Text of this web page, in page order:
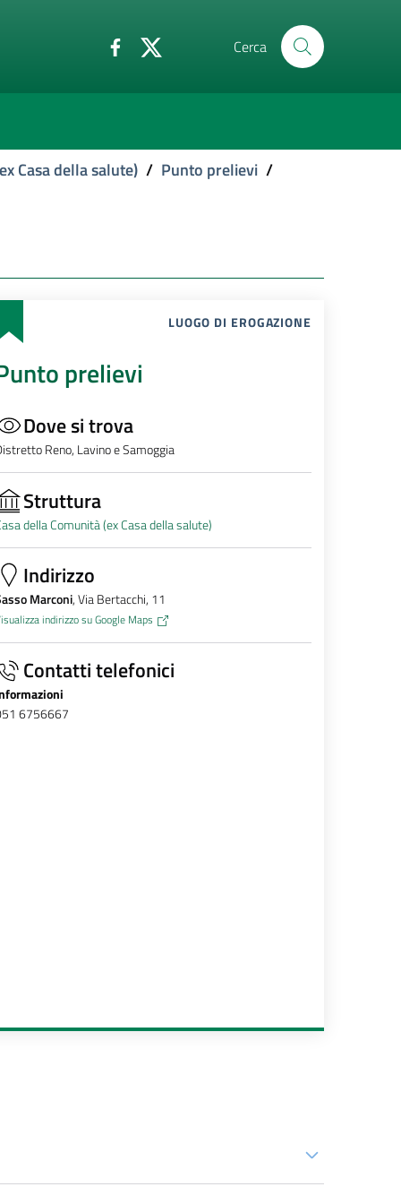
Cerca
Casa della salute) / Punto prelievi /
LUOGO DI EROGAZIONE
prelievi
Dove si trova
Reno, Lavino e Samoggia
Struttura
della Comunità (ex Casa della salute)
Indirizzo
Marconi, Via Bertacchi, 11
indirizzo su Google Maps
Contatti telefonici
6756667